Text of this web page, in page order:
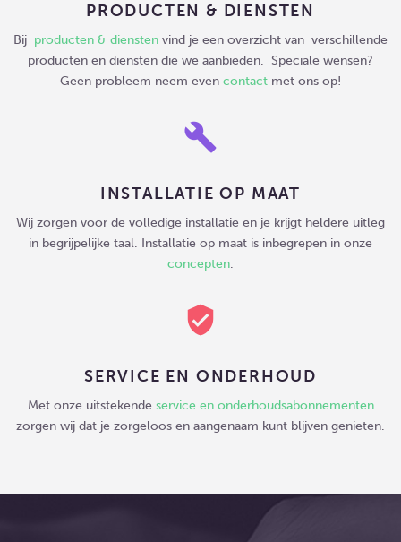
PRODUCTEN & DIENSTEN
Bij producten & diensten vind je een overzicht van verschillende
producten en diensten die we aanbieden. Speciale wensen?
Geen probleem neem even contact met ons op!
build
INSTALLATIE OP MAAT
Wij zorgen voor de volledige installatie en je krijgt heldere uitleg
in begrijpelijke taal. Installatie op maat is inbegrepen in onze
concepten.
verified_user
SERVICE EN ONDERHOUD
Met onze uitstekende service en onderhoudsabonnementen
zorgen wij dat je zorgeloos en aangenaam kunt blijven genieten.